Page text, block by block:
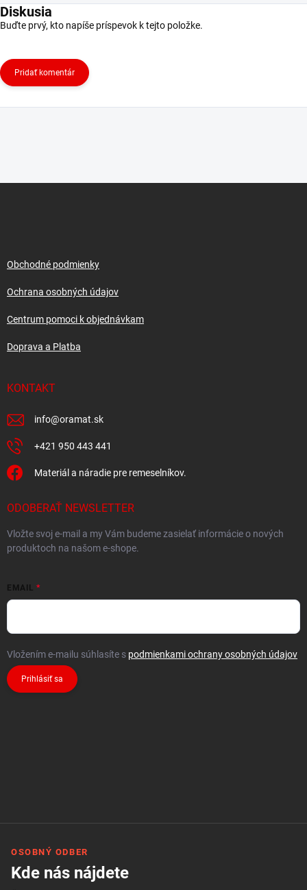
Diskusia
Buďte prvý, kto napíše príspevok k tejto položke.
Pridať komentár
Obchodné podmienky
Ochrana osobných údajov
Centrum pomoci k objednávkam
Doprava a Platba
KONTAKT
info@oramat.sk
+421 950 443 441
Materiál a náradie pre remeselníkov.
ODOBERAŤ NEWSLETTER
Vložte svoj e-mail a my Vám budeme zasielať informácie o nových
produktoch na našom e-shope.
EMAIL
Vložením e-mailu súhlasíte s podmienkami ochrany osobných údajov
Prihlásiť sa
OSOBNÝ ODBER
Kde nás nájdete